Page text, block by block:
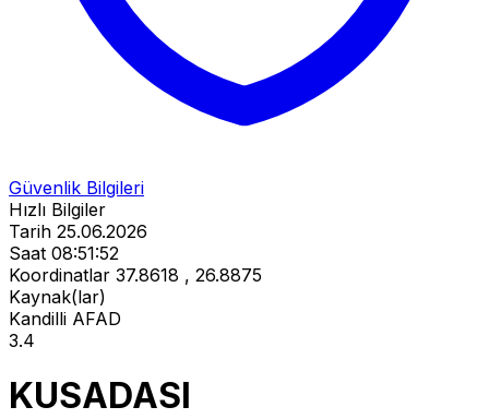
Güvenlik Bilgileri
Hızlı Bilgiler
Tarih 25.06.2026
Saat 08:51:52
Koordinatlar 37.8618 , 26.8875
Kaynak(lar)
Kandilli AFAD
3.4
KUSADASI